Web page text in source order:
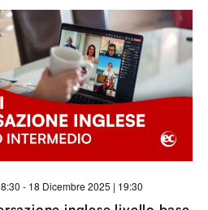
- 18 Dicembre 2025 | 19:30